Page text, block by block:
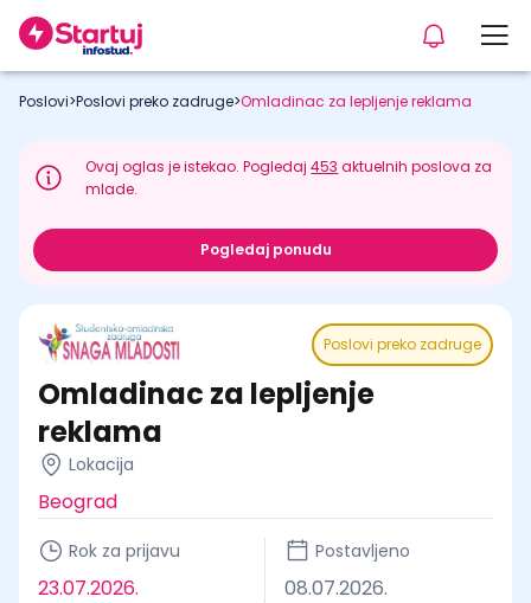
Poslovi>Poslovi preko zadruge>Omladinac za lepljenje reklama
Ovaj oglas je istekao. Pogledaj453 aktuelnih poslova za
mlade.
Pogledaj ponudu
Poslovi preko zadruge
Omladinac za lepljenje
reklama
Lokacija
Beograd
Rok za prijavu
23.07.2026.
Postavljeno
08.07.2026.